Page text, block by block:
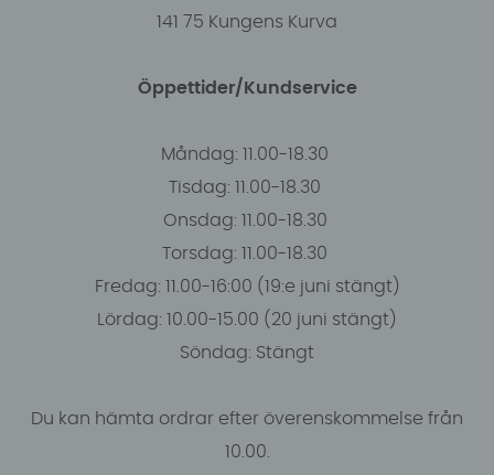
141 75 Kungens Kurva
Öppettider/Kundservice
Måndag: 11.00-18.30
Tisdag: 11.00-18.30
Onsdag: 11.00-18.30
Torsdag: 11.00-18.30
Fredag: 11.00-16:00 (19:e juni stängt)
Lördag: 10.00-15.00 (20 juni stängt)
Söndag: Stängt
Du kan hämta ordrar efter överenskommelse från
10.00.